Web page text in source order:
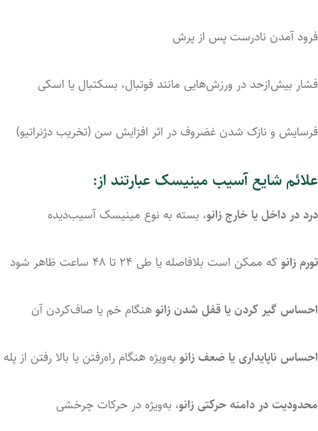
فرود آمدن نادرست پس از پرش
فشار بیش‌ازحد در ورزش‌هایی مانند فوتبال، بسکتبال یا اسکی
فرسایش و نازک شدن غضروف در اثر افزایش سن (تخریب دژنراتیو)
علائم شایعآسیب مینیسک عبارتند از:
درددر داخلیاخارجزانو، بسته به نوع مینیسک آسیب‌دیده
تورمزانو که ممکن است بلافاصلهیا طی ۲۴ تا ۴۸ ساعت ظاهر شود
احساس گیر کردن یاقفل شدن زانوهنگام خم یا صاف‌کردن آن
احساس ناپایداری یاضعف زانو به‌ویژه هنگام راه‌رفتن یا بالا رفتن از پله
محدودیت در دامنهحرکتی زانو، به‌ویژه در حرکات چرخشی